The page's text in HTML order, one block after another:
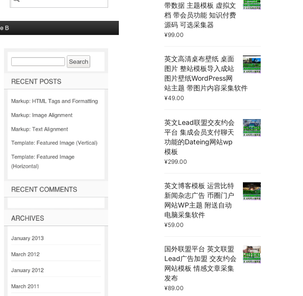
带数据 主题模板 虚拟文
档 带会员功能 知识付费
源码 可选采集器
¥99.00
英文高清桌布壁纸 桌面
图片 整站模板导入成站
图片壁纸WordPress网
站主题 带图片内容采集软件
¥49.00
英文Lead联盟交友约会
平台 集成会员支付聊天
功能的Dateing网站wp
模板
¥299.00
英文博客模板 运营比特
新闻杂志广告 币圈门户
网站WP主题 附送自动
电脑采集软件
¥59.00
国外联盟平台 英文联盟
Lead广告加盟 交友约会
网站模板 情感文章采集
发布
¥89.00